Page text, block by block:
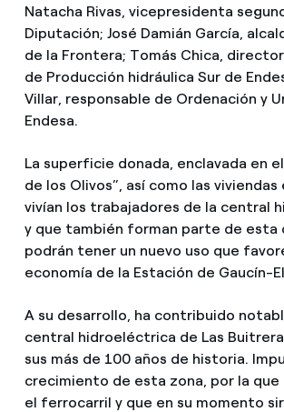
Natacha Rivas, vicepresidenta
Diputación; José Damián García,
de la Frontera; Tomás Chica,
de Producción hidráulica Sur de
Villar, responsable de Ordenación y
Endesa.
La superficie donada, enclavada en
de los Olivos”, así como las viviendas
vivían los trabajadores de la central
y que también forman parte de esta
podrán tener un nuevo uso que
economía de la Estación de Gaucín-
A su desarrollo, ha contribuido
central hidroeléctrica de Las
sus más de 100 años de historia.
crecimiento de esta zona, por la que
el ferrocarril y que en su momento